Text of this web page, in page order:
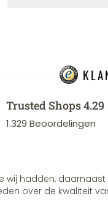
Trusted Shops4.29
1.329 Beoordelingen
wij hadden, daarnaast
over de kwaliteit